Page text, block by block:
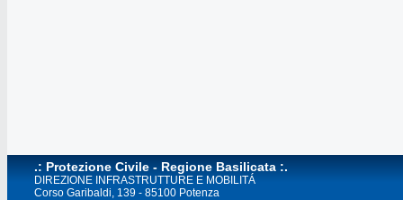
.: Protezione Civile - Regione Basilicata :.
DIREZIONE INFRASTRUTTURE E MOBILITÁ
Corso Garibaldi, 139 - 85100 Potenza